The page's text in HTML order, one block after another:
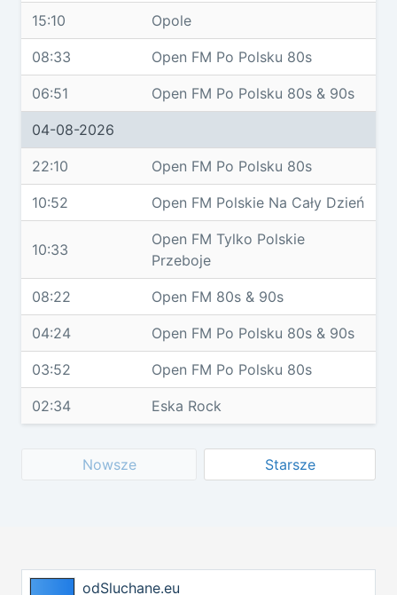
15:10 Opole
08:33 Open FM Po Polsku 80s
06:51 Open FM Po Polsku 80s & 90s
04-08-2026
22:10 Open FM Po Polsku 80s
10:52 Open FM Polskie Na Cały Dzień
10:33
Open FM Tylko Polskie
Przeboje
08:22 Open FM 80s & 90s
04:24 Open FM Po Polsku 80s & 90s
03:52 Open FM Po Polsku 80s
02:34 Eska Rock
Nowsze Starsze
odSluchane.eu